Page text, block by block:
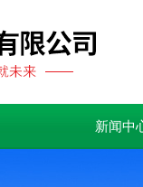
新闻中